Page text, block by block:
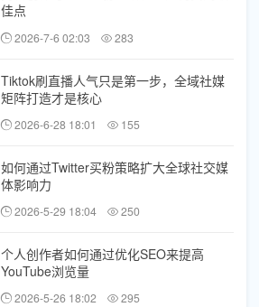
佳点
2026-7-6 02:03 283
Tiktok刷直播人气只是第一步，全域社媒
矩阵打造才是核心
2026-6-28 18:01 155
如何通过Twitter买粉策略扩大全球社交媒
体影响力
2026-5-29 18:04 250
个人创作者如何通过优化SEO来提高
YouTube浏览量
2026-5-26 18:02 295